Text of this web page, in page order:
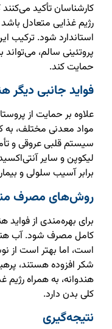
کارشناسان تأکید
رژیم غذایی متعادل
استاندارد شود. ترکیب
پروتئینی سالم،
حمایت کند.
فواید جانبی دیگر
علاوه بر حمایت از
مواد معدنی مختلف، به
سیستم قلبی عروقی و
لیکوپن و سایر
برابر آسیب سلولی و
روش‌های مصرف
برای بهره‌مندی از فواید
کامل مصرف شود. آب
است، اما بهتر است از
شکر افزوده هستند،
هندوانه، به همراه
کلی بدن دارد.
نتیجه‌گیری